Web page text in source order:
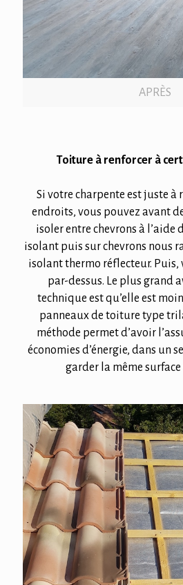
APRÈS
Toiture à renforcer à
Si votre charpente est juste à
endroits, vous pouvez avant
isoler entre chevrons à l’aide
isolant puis sur chevrons nous
isolant thermo réflecteur. Puis,
par-dessus. Le plus grand
technique est qu’elle est
panneaux de toiture type
méthode permet d’avoir
économies d’énergie, dans un
garder la même